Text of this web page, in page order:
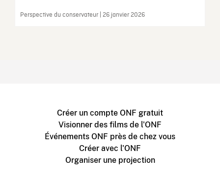
Perspective du conservateur | 26 janvier 2026
Créer un compte ONF gratuit
Visionner des films de l'ONF
Événements ONF près de chez vous
Créer avec l'ONF
Organiser une projection